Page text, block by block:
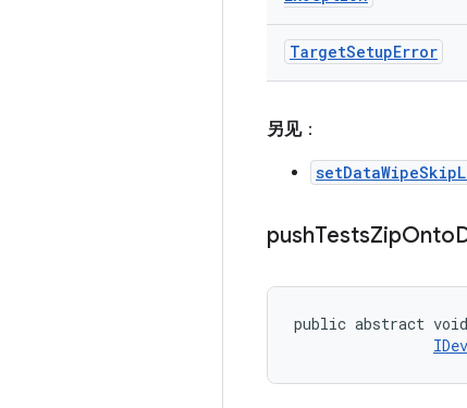
TargetSetupError
另见：
pushTestsZipOnto
public abstract void